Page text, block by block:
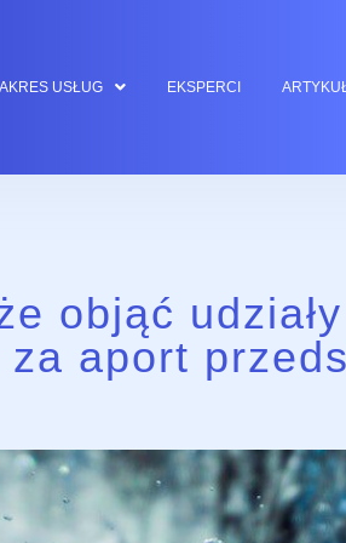
USŁUG EKSPERCI
objąć
aport